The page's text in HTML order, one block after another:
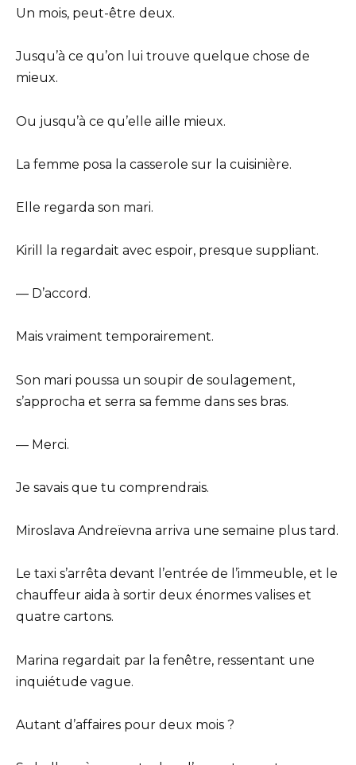
Un mois, peut-être deux.
Jusqu’à ce qu’on lui trouve quelque chose de
mieux.
Ou jusqu’à ce qu’elle aille mieux.
La femme posa la casserole sur la cuisinière.
Elle regarda son mari.
Kirill la regardait avec espoir, presque suppliant.
— D’accord.
Mais vraiment temporairement.
Son mari poussa un soupir de soulagement,
s’approcha et serra sa femme dans ses bras.
— Merci.
Je savais que tu comprendrais.
Miroslava Andreïevna arriva une semaine plus tard.
Le taxi s’arrêta devant l’entrée de l’immeuble, et le
chauffeur aida à sortir deux énormes valises et
quatre cartons.
Marina regardait par la fenêtre, ressentant une
inquiétude vague.
Autant d’affaires pour deux mois ?